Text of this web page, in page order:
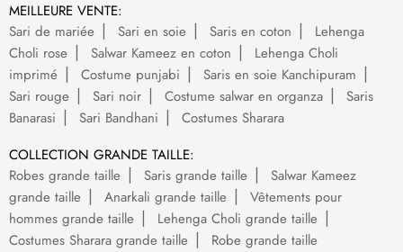
MEILLEURE VENTE:
Sari de mariée
Sari en soie Saris en coton
Lehenga
Choli rose
Salwar Kameez en coton
Lehenga Choli
imprimé
Costume punjabi
Saris en soie Kanchipuram
Sari rouge
Sari noir Costume salwar en organza
Saris
Banarasi
Sari Bandhani
Costumes Sharara
COLLECTION GRANDE TAILLE:
Robes grande taille
Saris grande taille
Salwar Kameez
grande taille
Anarkali grande taille
Vêtements pour
hommes grande taille
Lehenga Choli grande taille
Costumes Sharara grande taille
Robe grande taille